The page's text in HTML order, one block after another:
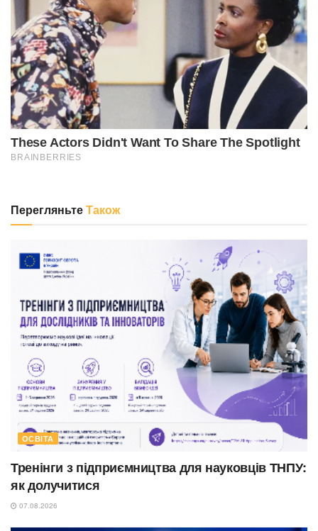
ПерегляньтеТакож
ОСВІТА
Тренінги з підприємництва для науковців ТНПУ:
як долучитися
07.08.2026